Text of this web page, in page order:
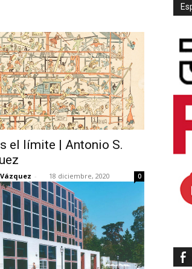
el límite | Antonio S.
- 18 diciembre, 2020 0